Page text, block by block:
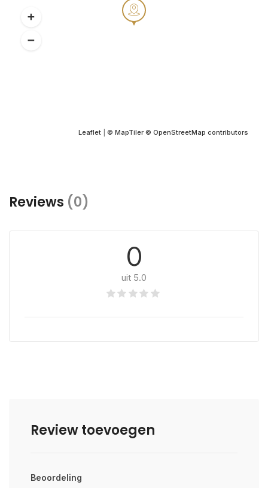
Leaflet © MapTiler © OpenStreetMap contributors
Reviews (0)
0
uit 5.0
Review toevoegen
Beoordeling